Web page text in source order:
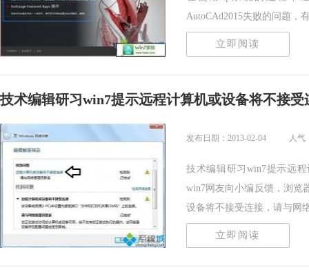
AutoCAd2015失败的问题，
立即阅读
技术编辑研习win7提示远程计算机或设备将不接受
发布日期：2013-02-04 人气
技术编辑研习win7提示远
win7网友向小编反馈，浏览
设备将不接受连接，请与网
立即阅读